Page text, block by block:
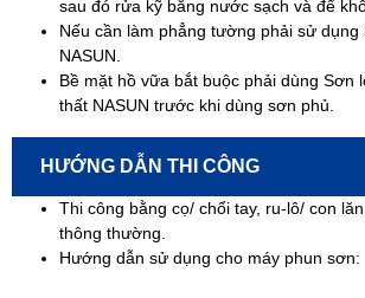
sau đó rửa kỹ bằng nước sạch và để
Nếu cần làm phẳng tường phải sử dụng
NASUN.
Bề mặt hồ vữa bắt buộc phải dùng Sơn
thất NASUN trước khi dùng sơn phủ.
HƯỚNG DẪN THI CÔNG
Thi công bằng cọ/ chổi tay, ru-lô/ con
thông thường.
Hướng dẫn sử dụng cho máy phun sơn: